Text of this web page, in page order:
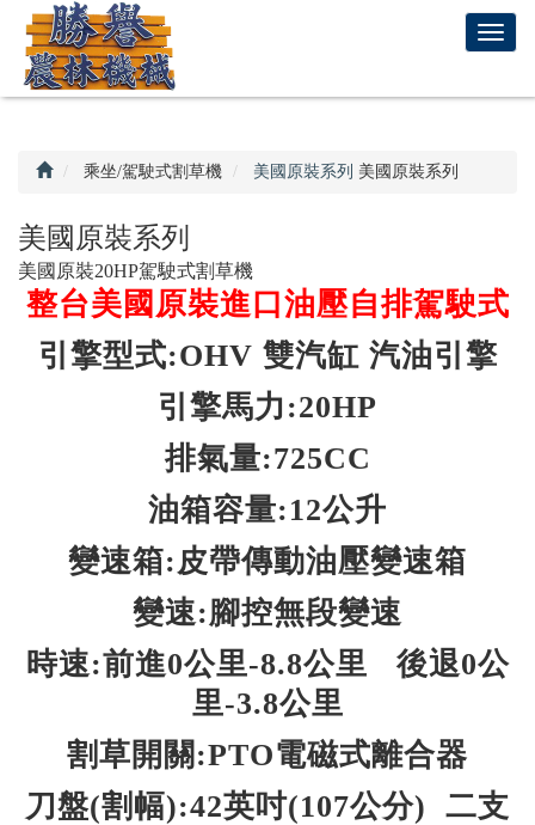
T
g
t
回
首
頁
乘坐/駕駛式割草機 美國原裝系列 美國原裝系列
美國原裝系列
美國原裝20HP駕駛式割草機
整台美國原裝進口油壓自排駕駛式
引擎型式:OHV 雙汽缸 汽油引擎
引擎馬力:20HP
排氣量:725CC
油箱容量:12公升
變速箱:皮帶傳動油壓變速箱
變速:腳控無段變速
時速:前進0公里-8.8公里 後退0公
里-3.8公里
割草開關:PTO電磁式離合器
刀盤(割幅):42英吋(107公分) 二支